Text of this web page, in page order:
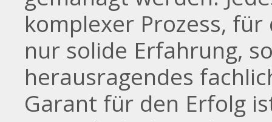
komplexer Prozess,
nur solide Erfahrung,
herausragendes
Garant für den Erfolg